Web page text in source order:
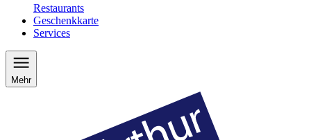
Restaurants
Geschenkkarte
Services
Mehr